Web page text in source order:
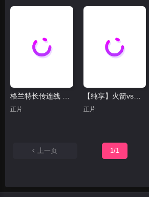
格兰特长传连线 努尔基奇转身勾手稳稳打成
正片
【纯享】火箭vs开拓者精华回放 小西蒙斯半场7记三分稳西部第一
正片
上一页 1/1